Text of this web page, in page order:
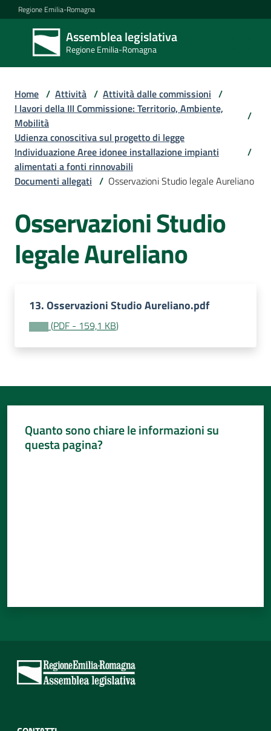
Vai al contenuto
Vai alla navigazione
Vai al footer
Regione Emilia-Romagna
Assemblea legislativa
Regione Emilia-Romagna
Assemblea
legislativa
Regione Emilia-
Assemblea
Attività
Argomenti
media
Home / Attività / Attività dalle commissioni /
I lavori della III Commissione: Territorio, Ambiente,
Mobilità
/
Udienza conoscitiva sul progetto di legge
Individuazione Aree idonee installazione impianti
alimentati a fonti rinnovabili
/
Documenti allegati / Osservazioni Studio legale Aureliano
Osservazioni Studio
legale Aureliano
13. Osservazioni Studio Aureliano.pdf
(PDF - 159,1 KB)
Quanto sono chiare le informazioni su
questa pagina?